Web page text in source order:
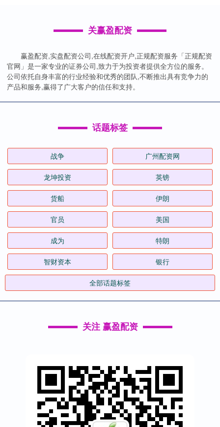
关赢盈配资
赢盈配资,实盘配资公司,在线配资开户,正规配资服务「正规配资
官网」是一家专业的证券公司,致力于为投资者提供全方位的服务。
公司依托自身丰富的行业经验和优秀的团队,不断推出具有竞争力的
产品和服务,赢得了广大客户的信任和支持。
话题标签
战争 广州配资网
龙坤投资 英镑
货船 伊朗
官员 美国
成为 特朗
智财资本 银行
全部话题标签
关注 赢盈配资